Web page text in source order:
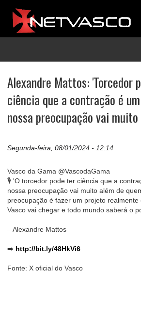
Alexandre Mattos: 'Torcedor
ciência que a contração é
nossa preocupação vai
Segunda-feira, 08/01/2024 - 12:14
Vasco da Gama @VascodaGama
🎙️ 'O torcedor pode ter ciência que a
nossa preocupação vai muito além de
preocupação é fazer um projeto
Vasco vai chegar e todo mundo saberá o
– Alexandre Mattos
➡️ http://bit.ly/48HkVi6
Fonte: X oficial do Vasco